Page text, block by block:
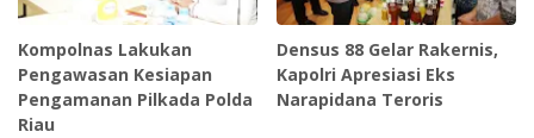
Kompolnas Lakukan
Pengawasan Kesiapan
Pengamanan Pilkada Polda
Riau
Densus 88 Gelar Rakernis,
Kapolri Apresiasi Eks
Narapidana Teroris